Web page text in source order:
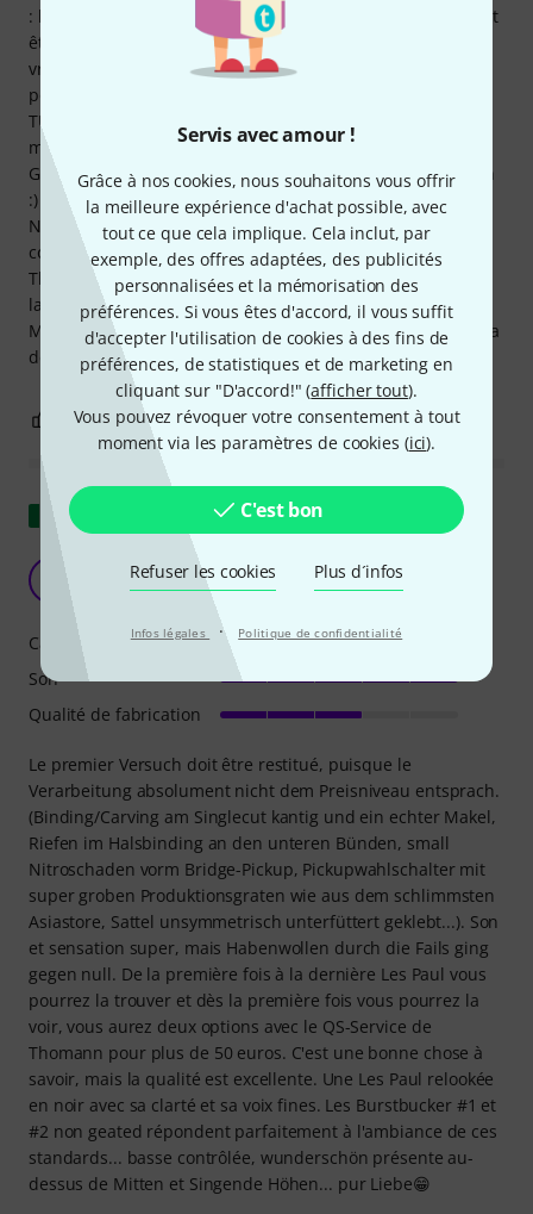
Servis avec amour !
Grâce à nos cookies, nous souhaitons vous offrir
la meilleure expérience d'achat possible, avec
tout ce que cela implique. Cela inclut, par
exemple, des offres adaptées, des publicités
personnalisées et la mémorisation des
préférences. Si vous êtes d'accord, il vous suffit
d'accepter l'utilisation de cookies à des fins de
préférences, de statistiques et de marketing en
cliquant sur "D'accord!" (afficher tout).
Vous pouvez révoquer votre consentement à tout
moment via les paramètres de cookies (ici).
C'est bon
Refuser les cookies Plus d´infos
Infos légales · Politique de confidentialité
: légère, puissante et puissante. C'est comme ça qu'elle doit
être. Le corps vibre intensément à chaque gratte et c'est
vraiment agréable à jouer. On a même pas envie de la
poser ;) Je tiens également à remercier encore LENA
TUPHORN pour son excellent service ! Vous avez facilité
mon achat et renforcé ma fidélité en tant que futur client.
Grâce à vous, ce ne sera pas ma dernière guitare Thomann
:) En général, l'équipe du magasin est très compétente.
Nous y étions avec le groupe et avons reçu d'excellents
conseils. 5 étoiles pour la Gibson, 5 étoiles pour l'équipe
Thomann. Le seul point négatif que je peux dire, c'est que
la photo de bébé et le certificat manquent actuellement.
Mais l'équipe Thomann fait un excellent travail ici aussi et a
déjà contacté Gibson. Merci d'avance pour votre aide.
15 6 SIGNALER L'ÉVALUATION
Im zweiten Anlauf großartig
SteRz 07.02.2026
Le premier Versuch doit être restitué, puisque le
Verarbeitung absolument nicht dem Preisniveau entsprach.
(Binding/Carving am Singlecut kantig und ein echter Makel,
Riefen im Halsbinding an den unteren Bünden, small
Nitroschaden vorm Bridge-Pickup, Pickupwahlschalter mit
super groben Produktionsgraten wie aus dem schlimmsten
Asiastore, Sattel unsymmetrisch unterfüttert geklebt...). Son
et sensation super, mais Habenwollen durch die Fails ging
gegen null. De la première fois à la dernière Les Paul vous
pourrez la trouver et dès la première fois vous pourrez la
voir, vous aurez deux options avec le QS-Service de
Thomann pour plus de 50 euros. C'est une bonne chose à
savoir, mais la qualité est excellente. Une Les Paul relookée
en noir avec sa clarté et sa voix fines. Les Burstbucker #1 et
#2 non geated répondent parfaitement à l'ambiance de ces
standards... basse contrôlée, wunderschön présente au-
dessus de Mitten et Singende Höhen... pur Liebe😁
Caractéristiques
Son
Qualité de fabrication